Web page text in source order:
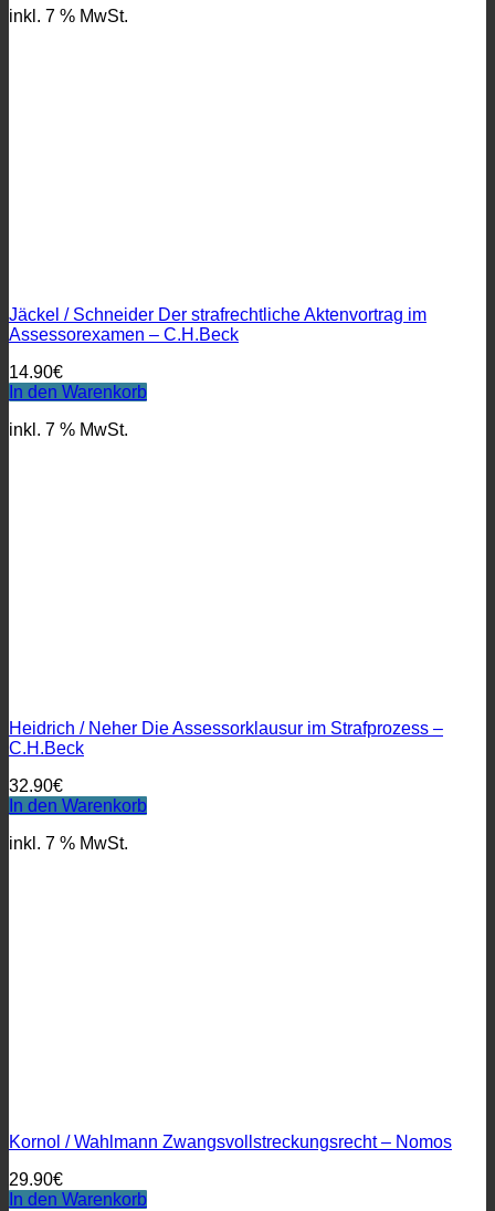
inkl. 7 % MwSt.
Jäckel / Schneider Der strafrechtliche Aktenvortrag im
Assessorexamen – C.H.Beck
14.90€
In den Warenkorb
inkl. 7 % MwSt.
Heidrich / Neher Die Assessorklausur im Strafprozess –
C.H.Beck
32.90€
In den Warenkorb
inkl. 7 % MwSt.
Kornol / Wahlmann Zwangsvollstreckungsrecht – Nomos
29.90€
In den Warenkorb